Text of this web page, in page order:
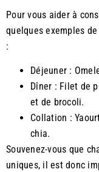
Pour vous aider à
quelques exemples
:
Déjeuner :
Dîner : Filet de
et de brocoli.
Collation :
chia.
Souvenez-vous que
uniques, il est donc